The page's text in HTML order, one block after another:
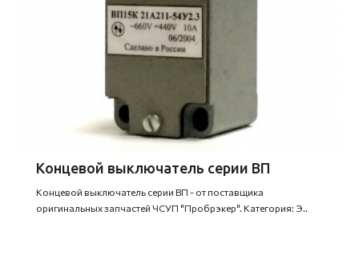
Концевой выключатель серии ВП
Концевой выключатель серии ВП - от поставщика
оригинальных запчастей ЧСУП "Пробрэкер". Категория: Э..